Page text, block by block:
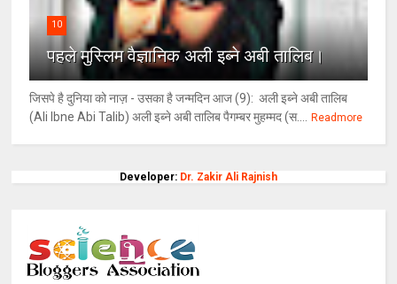
10
पहले मुस्लिम वैज्ञानिक अली इब्ने अबी तालिब।
जिसपे है दुनिया को नाज़ - उसका है जन्मदिन आज (9): अली इब्ने अबी तालिब
(Ali Ibne Abi Talib) अली इब्ने अबी तालिब पैगम्बर मुहम्मद (स....
Readmore
Developer: Dr. Zakir Ali Rajnish